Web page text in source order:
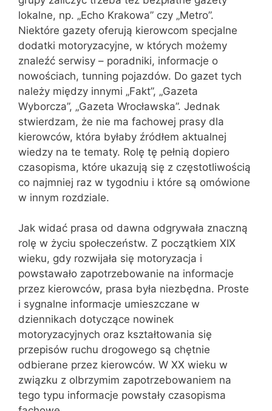
lokalne, np. „Echo Krakowa” czy „Metro”.
Niektóre gazety oferują kierowcom specjalne
dodatki motoryzacyjne, w których możemy
znaleźć serwisy – poradniki, informacje o
nowościach, tunning pojazdów. Do gazet tych
należy między innymi „Fakt”, „Gazeta
Wyborcza”, „Gazeta Wrocławska”. Jednak
stwierdzam, że nie ma fachowej prasy dla
kierowców, która byłaby źródłem aktualnej
wiedzy na te tematy. Rolę tę pełnią dopiero
czasopisma, które ukazują się z częstotliwością
co najmniej raz w tygodniu i które są omówione
w innym rozdziale.
Jak widać prasa od dawna odgrywała znaczną
rolę w życiu społeczeństw. Z początkiem XIX
wieku, gdy rozwijała się motoryzacja i
powstawało zapotrzebowanie na informacje
przez kierowców, prasa była niezbędna. Proste
i sygnalne informacje umieszczane w
dziennikach dotyczące nowinek
motoryzacyjnych oraz kształtowania się
przepisów ruchu drogowego są chętnie
odbierane przez kierowców. W XX wieku w
związku z olbrzymim zapotrzebowaniem na
tego typu informacje powstały czasopisma